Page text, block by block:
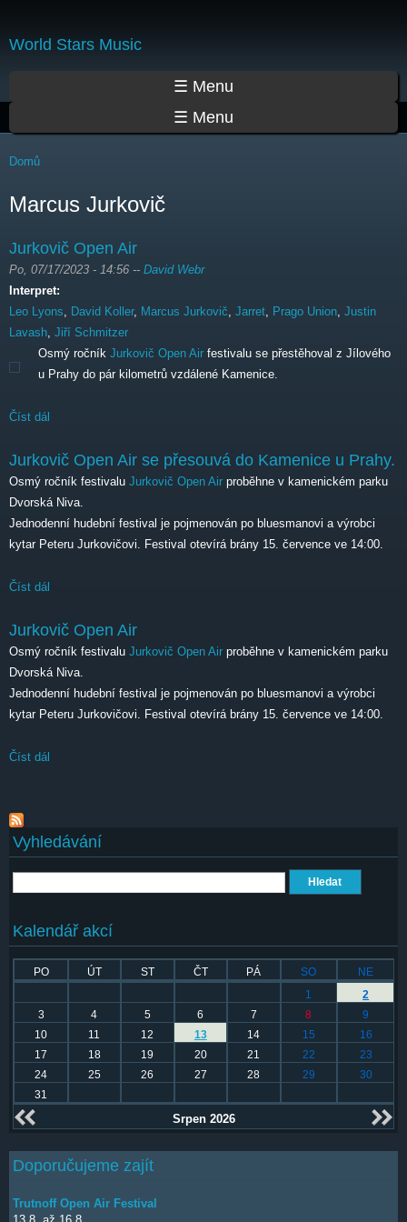
World Stars Music
☰ Menu
☰ Menu
Jste zde
Domů
Marcus Jurkovič
Jurkovič Open Air
Po, 07/17/2023 - 14:56 -- David Webr
Interpret:
Leo Lyons
David Koller, Marcus Jurkovič Jarret Prago Union Justin
Lavash Jiří Schmitzer
Osmý ročník Jurkovič Open Air festivalu se přestěhoval z Jílového
u Prahy do pár kilometrů vzdálené Kamenice.
Číst dál
Jurkovič Open Air se přesouvá do Kamenice u Prahy.
Osmý ročník festivalu Jurkovič Open Air proběhne v kamenickém parku
Dvorská Niva.
Jednodenní hudební festival je pojmenován po bluesmanovi a výrobci
kytar Peteru Jurkovičovi. Festival otevírá brány 15. července ve 14:00.
Číst dál
Jurkovič Open Air
Osmý ročník festivalu Jurkovič Open Air proběhne v kamenickém parku
Dvorská Niva.
Jednodenní hudební festival je pojmenován po bluesmanovi a výrobci
kytar Peteru Jurkovičovi. Festival otevírá brány 15. července ve 14:00.
Číst dál
Vyhledávání
Kalendář akcí
PO ÚT ST ČT PÁ SO
NE
1
2
3
4 5 6 7 8
9
10
11 12 13 14 15
16
17
18 19 20 21 22
23
24
25 26 27 28 29
30
31
Srpen 2026
Doporučujeme zajít
Trutnoff Open Air Festival